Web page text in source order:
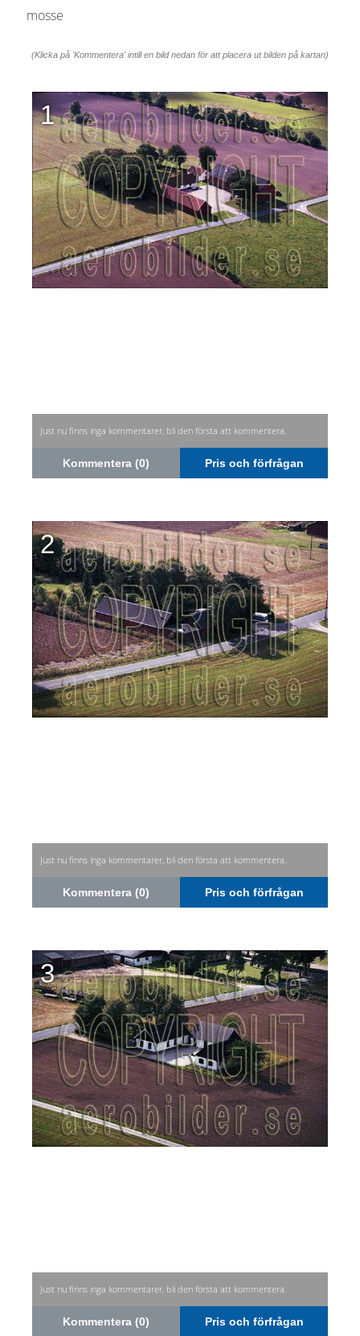
mosse
(Klicka på 'Kommentera' intill en bild nedan för att placera ut bilden på kartan)
1
Just nu finns inga kommentarer, bli den första att kommentera.
Kommentera (0) Pris och förfrågan
2
Just nu finns inga kommentarer, bli den första att kommentera.
Kommentera (0) Pris och förfrågan
3
Just nu finns inga kommentarer, bli den första att kommentera.
Kommentera (0) Pris och förfrågan